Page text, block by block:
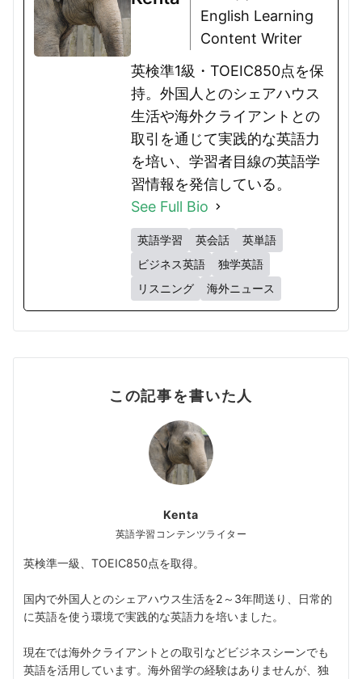
English Learning
Content Writer
英検準1級・TOEIC850点を保
持。外国人とのシェアハウス
生活や海外クライアントとの
取引を通じて実践的な英語力
を培い、学習者目線の英語学
習情報を発信している。
See Full Bio
英語学習 英会話
英単語
ビジネス英語
独学英語
リスニング
海外ニュース
この記事を書いた人
Kenta
英語学習コンテンツライター
英検準一級、TOEIC850点を取得。
国内で外国人とのシェアハウス生活を2～3年間送り、日常的
に英語を使う環境で実践的な英語力を培いました。
現在では海外クライアントとの取引などビジネスシーンでも
英語を活用しています。海外留学の経験はありませんが、独